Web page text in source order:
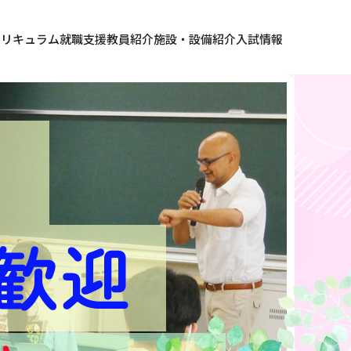
キュラム就職支援教員紹介施設・設備紹介入試情報